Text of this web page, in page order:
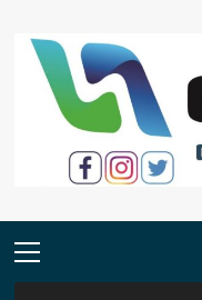
contenido
Menú